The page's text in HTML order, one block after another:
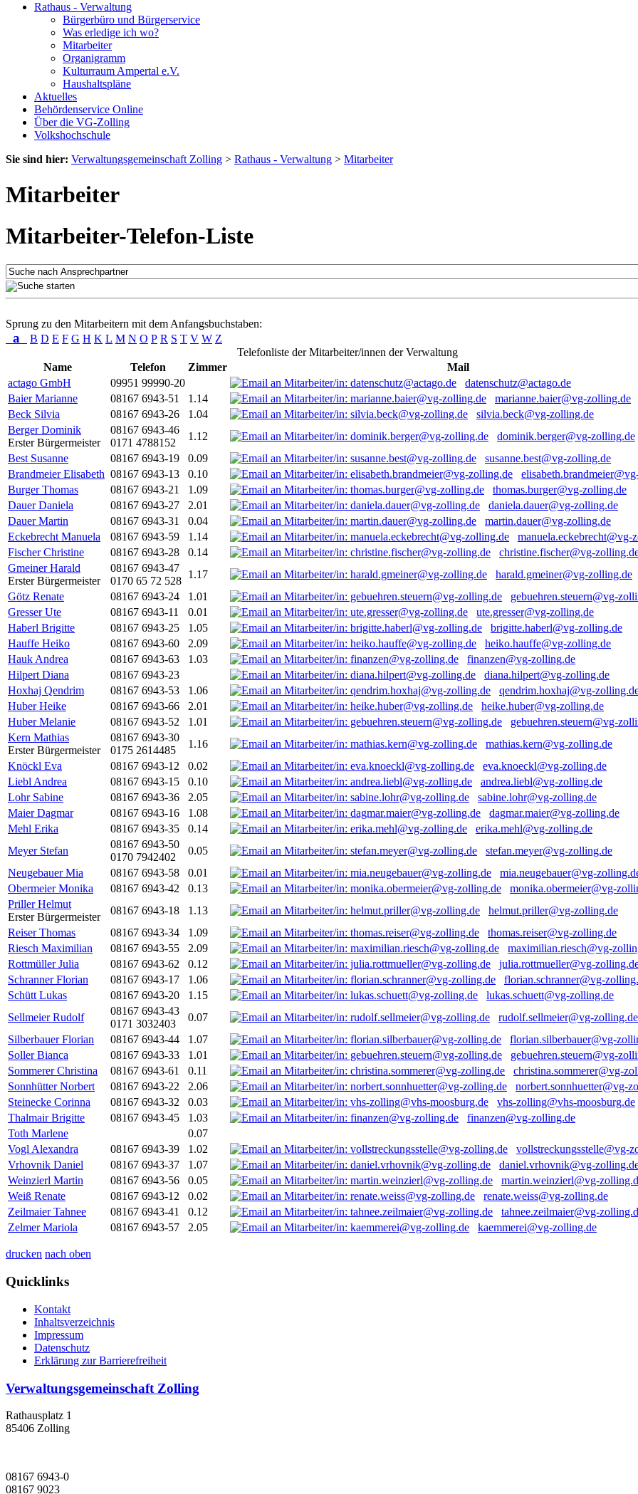
Rathaus - Verwaltung
Bürgerbüro und Bürgerservice
Was erledige ich wo?
Mitarbeiter
Organigramm
Kulturraum Ampertal e.V.
Haushaltspläne
Aktuelles
Behördenservice Online
Über die VG-Zolling
Volkshochschule
Sie sind hier: Verwaltungsgemeinschaft Zolling > Rathaus - Verwaltung > Mitarbeiter
Mitarbeiter
Mitarbeiter-Telefon-Liste
Sprung zu den Mitarbeitern mit dem Anfangsbuchstaben:
a B D E F G H K L M N O P R S T V W Z
Telefonliste der Mitarbeiter/innen der Verwaltung
Name
Telefon Zimmer
Mail
actago GmbH
09951 99990-20
datenschutz@actago.de
Baier Marianne
08167 6943-51 1.14
marianne.baier@vg-zolling.de
Beck Silvia
08167 6943-26 1.04
silvia.beck@vg-zolling.de
Berger Dominik
Erster Bürgermeister
08167 6943-46
0171 4788152
1.12
dominik.berger@vg-zolling.de
Best Susanne
08167 6943-19 0.09
susanne.best@vg-zolling.de
Brandmeier Elisabeth 08167 6943-13 0.10
Burger Thomas
08167 6943-21 1.09
thomas.burger@vg-zolling.de
Dauer Daniela
08167 6943-27 2.01
daniela.dauer@vg-zolling.de
Dauer Martin
08167 6943-31 0.04
martin.dauer@vg-zolling.de
Eckebrecht Manuela
08167 6943-59 1.14
manuela.eckebrecht@vg-
Fischer Christine
08167 6943-28 0.14
christine.fischer@vg-
Gmeiner Harald
Erster Bürgermeister
08167 6943-47
0170 65 72 528
1.17
harald.gmeiner@vg-zolling.de
Götz Renate
08167 6943-24 1.01
gebuehren.steuern@vg-
Gresser Ute
08167 6943-11 0.01
ute.gresser@vg-zolling.de
Haberl Brigitte
08167 6943-25 1.05
brigitte.haberl@vg-zolling.de
Hauffe Heiko
08167 6943-60 2.09
heiko.hauffe@vg-zolling.de
Hauk Andrea
08167 6943-63 1.03
finanzen@vg-zolling.de
Hilpert Diana
08167 6943-23
diana.hilpert@vg-zolling.de
Hoxhaj Qendrim
08167 6943-53 1.06
qendrim.hoxhaj@vg-
Huber Heike
08167 6943-66 2.01
heike.huber@vg-zolling.de
Huber Melanie
08167 6943-52 1.01
gebuehren.steuern@vg-
Kern Mathias
Erster Bürgermeister
08167 6943-30
0175 2614485
1.16
mathias.kern@vg-zolling.de
Knöckl Eva
08167 6943-12 0.02
eva.knoeckl@vg-zolling.de
Liebl Andrea
08167 6943-15 0.10
andrea.liebl@vg-zolling.de
Lohr Sabine
08167 6943-36 2.05
sabine.lohr@vg-zolling.de
Maier Dagmar
08167 6943-16 1.08
dagmar.maier@vg-zolling.de
Mehl Erika
08167 6943-35 0.14
erika.mehl@vg-zolling.de
Meyer Stefan
08167 6943-50
0170 7942402
0.05
stefan.meyer@vg-zolling.de
Neugebauer Mia
08167 6943-58 0.01
mia.neugebauer@vg-
Obermeier Monika
08167 6943-42 0.13
monika.obermeier@vg-
Priller Helmut
Erster Bürgermeister
08167 6943-18 1.13
helmut.priller@vg-zolling.de
Reiser Thomas
08167 6943-34 1.09
thomas.reiser@vg-zolling.de
Riesch Maximilian
08167 6943-55 2.09
maximilian.riesch@vg-
Rottmüller Julia
08167 6943-62 0.12
julia.rottmueller@vg-
Schranner Florian
08167 6943-17 1.06
florian.schranner@vg-
Schütt Lukas
08167 6943-20 1.15
lukas.schuett@vg-zolling.de
Sellmeier Rudolf
08167 6943-43
0171 3032403
0.07
rudolf.sellmeier@vg-zolling.de
Silberbauer Florian
08167 6943-44 1.07
florian.silberbauer@vg-
Soller Bianca
08167 6943-33 1.01
gebuehren.steuern@vg-
Sommerer Christina
08167 6943-61 0.11
christina.sommerer@vg-
Sonnhütter Norbert
08167 6943-22 2.06
norbert.sonnhuetter@vg-
Steinecke Corinna
08167 6943-32 0.03
vhs-zolling@vhs-moosburg.de
Thalmair Brigitte
08167 6943-45 1.03
finanzen@vg-zolling.de
Toth Marlene
0.07
Vogl Alexandra
08167 6943-39 1.02
vollstreckungsstelle@vg-
Vrhovnik Daniel
08167 6943-37 1.07
daniel.vrhovnik@vg-
Weinzierl Martin
08167 6943-56 0.05
martin.weinzierl@vg-
Weiß Renate
08167 6943-12 0.02
renate.weiss@vg-zolling.de
Zeilmaier Tahnee
08167 6943-41 0.12
tahnee.zeilmaier@vg-
Zelmer Mariola
08167 6943-57 2.05 kaemmerei@vg-zolling.de
drucken nach oben
Quicklinks
Kontakt
Inhaltsverzeichnis
Impressum
Datenschutz
Erklärung zur Barrierefreiheit
Verwaltungsgemeinschaft Zolling
Rathausplatz 1
85406 Zolling
08167 6943-0
08167 9023